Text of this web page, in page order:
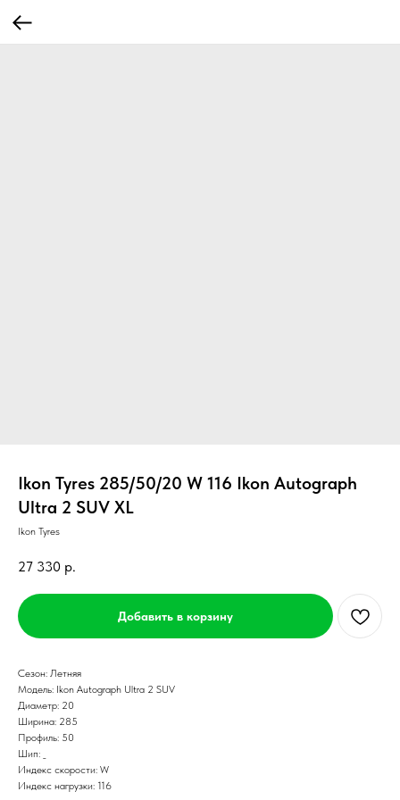
Ikon Tyres 285/50/20 W 116 Ikon Autograph
Ultra 2 SUV XL
Ikon Tyres
27 330 р.
Добавить в корзину
Сезон: Летняя
Модель: Ikon Autograph Ultra 2 SUV
Диаметр: 20
Ширина: 285
Профиль: 50
Шип: _
Индекс скорости: W
Индекс нагрузки: 116